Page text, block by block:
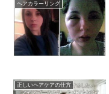
ヘアカラーリング
正しいヘアケアの仕方